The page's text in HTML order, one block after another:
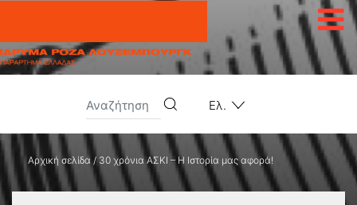
Ελ.
Αρχική σελίδα /30 χρόνια ΑΣΚΙ – Η Ιστορία μας αφορά!